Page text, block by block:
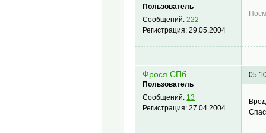
Пользователь
Сообщений:222
Регистрация:29.05.2004
---
Фрося СПб
Пользователь
Сообщений: 13
Регистрация:27.04.2004